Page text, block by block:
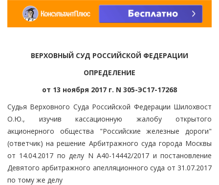
ВЕРХОВНЫЙ СУД РОССИЙСКОЙ ФЕДЕРАЦИИ
ОПРЕДЕЛЕНИЕ
от 13 ноября 2017 г. N 305-ЭС17-17268
Судья Верховного Суда Российской Федерации Шилохвост
О.Ю., изучив кассационную жалобу открытого
акционерного общества "Российские железные дороги"
(ответчик) на решение Арбитражного суда города Москвы
от 14.04.2017 по делу N А40-14442/2017 и постановление
Девятого арбитражного апелляционного суда от 31.07.2017
по тому же делу